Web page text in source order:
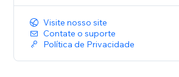
Visite nosso site
Contate o suporte
Política de Privacidade